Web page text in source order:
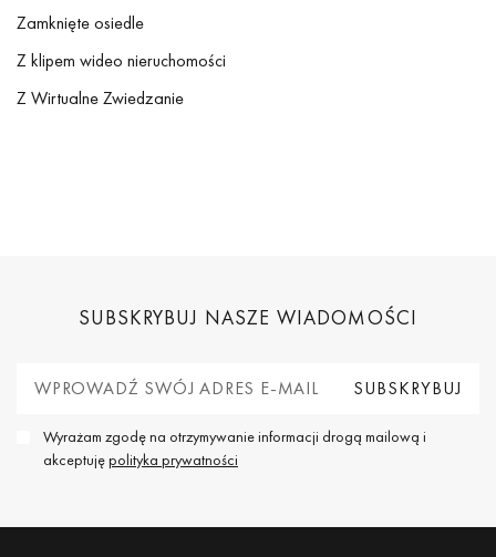
Zamknięte osiedle
Z klipem wideo nieruchomości
Z Wirtualne Zwiedzanie
SUBSKRYBUJ NASZE WIADOMOŚCI
Wyrażam zgodę na otrzymywanie informacji drogą mailową i
akceptujępolityka prywatności